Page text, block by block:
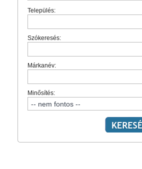
Település:
Szókeresés:
Márkanév:
Minősítés: